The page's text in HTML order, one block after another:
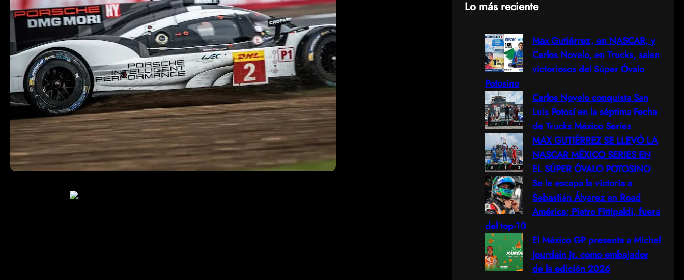
Lo más reciente
Max Gutiérrez, en NASCAR, y
Carlos Novelo, en Trucks, salen
victoriosos del Súper Óvalo
Potosino
Carlos Novelo conquista San
Luis Potosí en la séptima Fecha
de Trucks México Series
MAX GUTIÉRREZ SE LLEVÓ LA
NASCAR MÉXICO SERIES EN
EL SÚPER ÓVALO POTOSINO
Se le escapa la victoria a
Sebastián Álvarez en Road
América; Pietro Fittipaldi, fuera
del top-10
El México GP presenta a Michel
Jourdain Jr. como embajador
de la edición 2026